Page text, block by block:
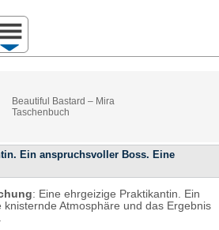
Beautiful Bastard – Mira
Taschenbuch
Ein anspruchsvoller Boss. Eine
: Eine ehrgeizige Praktikantin. Ein
Atmosphäre und das Ergebnis